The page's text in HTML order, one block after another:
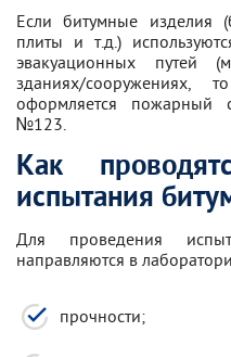
Если битумные изделия
плиты и т.д.)
эвакуационных путей
зданиях/сооружениях,
оформляется пожарный
№123.
Как
испытания
Для проведения
направляются в
прочности;